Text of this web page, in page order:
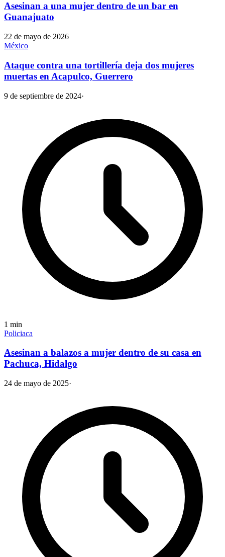
Asesinan a una mujer dentro de un bar en
Guanajuato
22 de mayo de 2026
México
Ataque contra una tortillería deja dos mujeres
muertas en Acapulco, Guerrero
9 de septiembre de 2024·
1 min
Policiaca
Asesinan a balazos a mujer dentro de su casa en
Pachuca, Hidalgo
24 de mayo de 2025·